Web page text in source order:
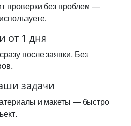
проверки без проблем —
от 1 дня
после заявки. Без
задачи
и макеты — быстро